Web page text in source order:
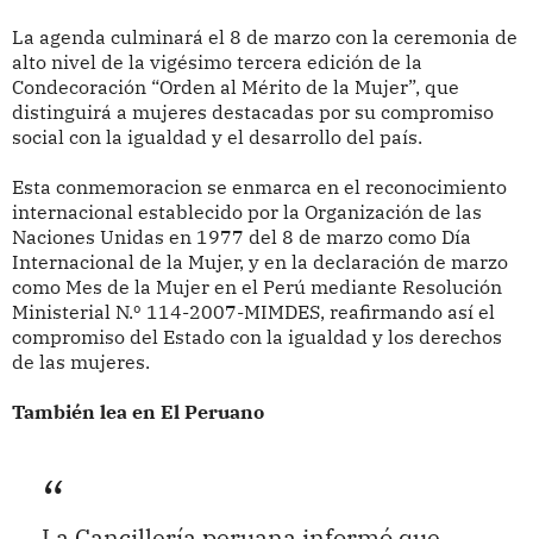
La agenda culminará el 8 de marzo con la ceremonia de
alto nivel de la vigésimo tercera edición de la
Condecoración “Orden al Mérito de la Mujer”, que
distinguirá a mujeres destacadas por su compromiso
social con la igualdad y el desarrollo del país.
Esta conmemoracion se enmarca en el reconocimiento
internacional establecido por la Organización de las
Naciones Unidas en 1977 del 8 de marzo como Día
Internacional de la Mujer, y en la declaración de marzo
como Mes de la Mujer en el Perú mediante Resolución
Ministerial N.º 114-2007-MIMDES, reafirmando así el
compromiso del Estado con la igualdad y los derechos
de las mujeres.
También lea en El Peruano